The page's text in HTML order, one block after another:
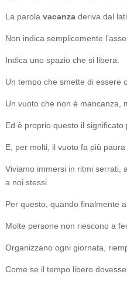
La parolavacanza deriva dal
Non indica semplicemente
Indica uno spazio che si libera.
Un tempo che smette di essere
Un vuoto che non è mancanza,
Ed è proprio questo il
E, per molti, il vuoto fa più paura
Viviamo immersi in ritmi serrati,
a noi stessi.
Per questo, quando finalmente
Molte persone non riescono a
Organizzano ogni giornata,
Come se il tempo libero